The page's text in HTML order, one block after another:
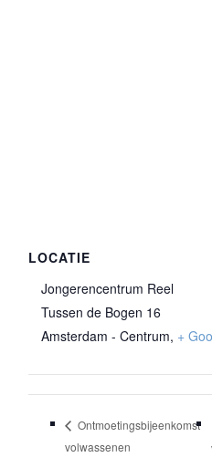
LOCATIE
Jongerencentrum Reel
Tussen de Bogen 16
Amsterdam - Centrum, +
Ontmoetingsbijeenkomst
volwassenen